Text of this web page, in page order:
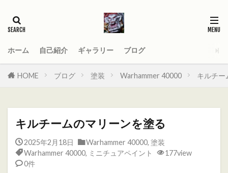
ホーム 自己紹介 ギャラリー ブログ
HOME ブログ 塗装 Warhammer 40000 キルチー
キルチームのマリーンを塗る
2025年2月18日 Warhammer 40000, 塗装
Warhammer 40000, ミニチュアペイント
177view
0件
AGE_OF_SIGMAR
Total War WARHAMMER
Total War WARHAMMER Ⅱ
Warhammer 40
Warhammer 40000
ウォーハンマー
オーガ
オーガキングダム
オールドワールド
ガットリッパ
キャラ紹介